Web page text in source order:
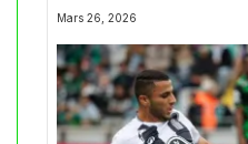
Mars 26, 2026